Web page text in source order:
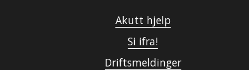
Akutt hjelp
Si ifra!
Driftsmeldinger